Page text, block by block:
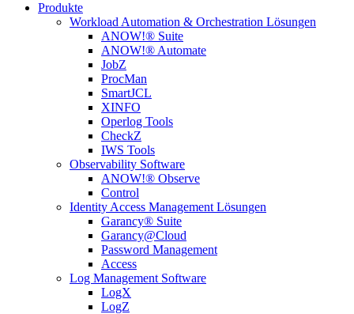
Produkte
Workload Automation & Orchestration Lösungen
ANOW!® Suite
ANOW!® Automate
JobZ
ProcMan
SmartJCL
XINFO
Operlog Tools
CheckZ
IWS Tools
Observability Software
ANOW!® Observe
Control
Identity Access Management Lösungen
Garancy® Suite
Garancy@Cloud
Password Management
Access
Log Management Software
LogX
LogZ